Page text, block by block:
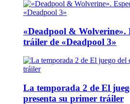
«Deadpool & Wolverine».
tráiler de «Deadpool 3»
La temporada 2 de El
presenta su primer tráiler